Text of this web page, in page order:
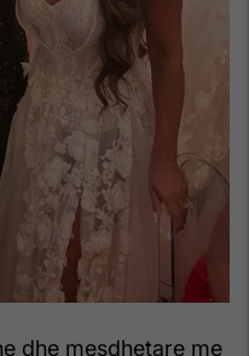
dhe mesdhetare me